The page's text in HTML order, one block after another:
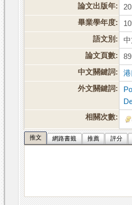
論文出版年:
畢業學年度:
語文別:
論文頁數:
89
中文關鍵詞:
外文關鍵詞:
相關次數:
推文 網路書籤 推薦 評分